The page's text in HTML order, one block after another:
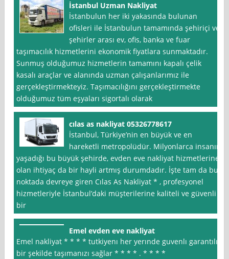
İstanbul Uzman Nakliyat
İstanbulun her iki yakasında bulunan
ofisleri ile İstanbulun tamamında şehiriçi ve
şehirler arası ev, ofis, banka ve fuar
taşımacılık hizmetlerini ekonomik fiyatlara sunmaktadır.
Sunmuş olduğumuz hizmetlerin tamamını kapalı çelik
kasalı araçlar ve alanında uzman çalışanlarımız ile
gerçekleştirmekteyiz. Taşımacılığını gerçekleştirmekte
olduğumuz tüm eşyaları sigortalı olarak
cılas as nakliyat 05326778617
İstanbul, Türkiye’nin en büyük ve en
hareketli metropolüdür. Milyonlarca insanın
yaşadığı bu büyük şehirde, evden eve nakliyat hizmetlerine
olan ihtiyaç da bir hayli artmış durumdadır. İşte tam da bu
noktada devreye giren Cılas As Nakliyat * , profesyonel
hizmetleriyle İstanbul’daki müşterilerine kaliteli ve güvenli
bir
Emel evden eve nakliyat
Emel nakliyat * * * * tutkiyenı her yerınde guvenlı garantılı
bir şekilde taşımanızı sağlar * * * * . * * * *